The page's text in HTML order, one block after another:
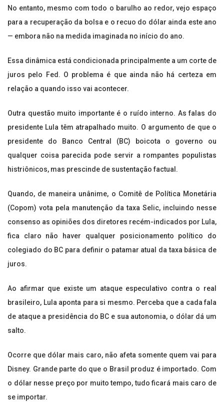
No entanto, mesmo com todo o barulho ao redor, vejo espaço
para a recuperação da bolsa e o recuo do dólar ainda este ano
— embora não na medida imaginada no início do ano.
Essa dinâmica está condicionada principalmente a um corte de
juros pelo Fed. O problema é que ainda não há certeza em
relação a quando isso vai acontecer.
Outra questão muito importante é o ruído interno. As falas do
presidente Lula têm atrapalhado muito. O argumento de que o
presidente do Banco Central (BC) boicota o governo ou
qualquer coisa parecida pode servir a rompantes populistas
histriônicos, mas prescinde de sustentação factual.
Quando, de maneira unânime, o Comitê de Política Monetária
(Copom) vota pela manutenção da taxa Selic, incluindo nesse
consenso as opiniões dos diretores recém-indicados por Lula,
fica claro não haver qualquer posicionamento político do
colegiado do BC para definir o patamar atual da taxa básica de
juros.
Ao afirmar que existe um ataque especulativo contra o real
brasileiro, Lula aponta para si mesmo. Perceba que a cada fala
de ataque a presidência do BC e sua autonomia, o dólar dá um
salto.
Ocorre que dólar mais caro, não afeta somente quem vai para
Disney. Grande parte do que o Brasil produz é importado. Com
o dólar nesse preço por muito tempo, tudo ficará mais caro de
se importar.